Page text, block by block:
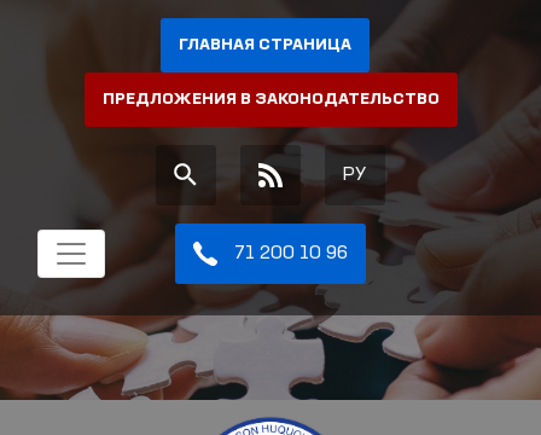
ГЛАВНАЯ СТРАНИЦА
ПРЕДЛОЖЕНИЯ В ЗАКОНОДАТЕЛЬСТВО
РУ
71 200 10 96